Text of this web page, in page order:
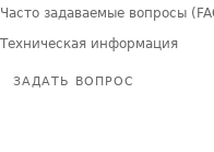
Часто задаваемые вопросы
Техническая информация
ЗАДАТЬ ВОПРОС